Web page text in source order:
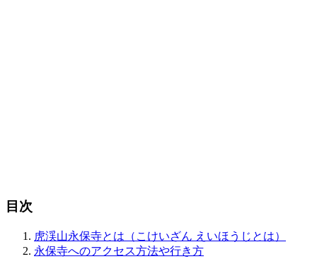
目次
虎渓山永保寺とは（こけいざん えいほうじとは）
永保寺へのアクセス方法や行き方